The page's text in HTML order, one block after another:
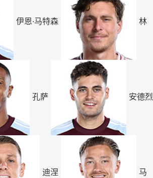
伊恩·马特森 林
孔萨 安德烈
迪涅 马